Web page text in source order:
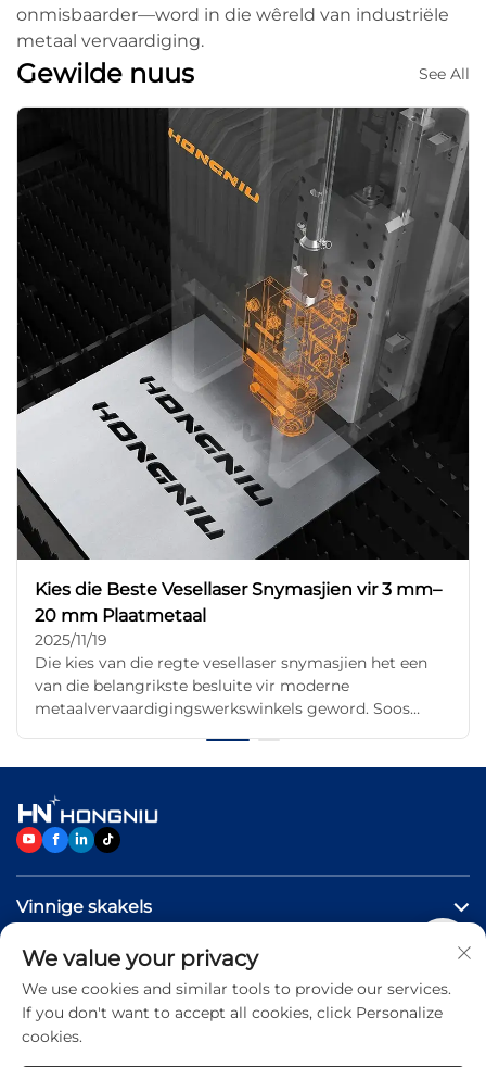
onmisbaarder—word in die wêreld van industriële
metaal vervaardiging.
Gewilde nuus See All
Kies die Beste Vesellaser Snymasjien vir 3 mm–
20 mm Plaatmetaal
2025/11/19
Die kies van die regte vesellaser snymasjien het een
van die belangrikste besluite vir moderne
metaalvervaardigingswerkswinkels geword. Soos
Vinnige skakels
PRODUKTE
Neem Vrylik Kontak Met Ons Op
We value your privacy
We use cookies and similar tools to provide our services.
If you don't want to accept all cookies, click Personalize
cookies.